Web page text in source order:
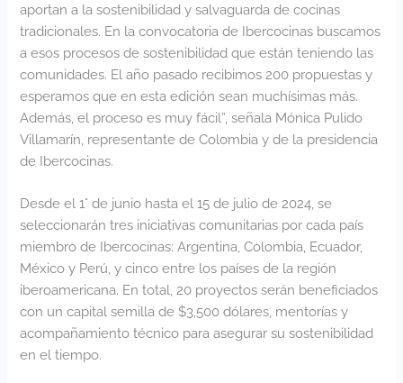
aportan a la sostenibilidad y salvaguarda de cocinas
tradicionales. En la convocatoria de Ibercocinas buscamos
a esos procesos de sostenibilidad que están teniendo las
comunidades. El año pasado recibimos 200 propuestas y
esperamos que en esta edición sean muchísimas más.
Además, el proceso es muy fácil”, señala Mónica Pulido
Villamarín, representante de Colombia y de la presidencia
de Ibercocinas.
Desde el 1° de junio hasta el 15 de julio de 2024, se
seleccionarán tres iniciativas comunitarias por cada país
miembro de Ibercocinas: Argentina, Colombia, Ecuador,
México y Perú, y cinco entre los países de la región
iberoamericana. En total, 20 proyectos serán beneficiados
con un capital semilla de $3,500 dólares, mentorías y
acompañamiento técnico para asegurar su sostenibilidad
en el tiempo.